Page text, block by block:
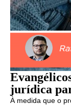
jurídica
À medida que o